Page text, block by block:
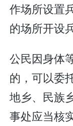
作场所设置
的场所开设
公民因身体
的，可以委
地乡、民族
事处应当核